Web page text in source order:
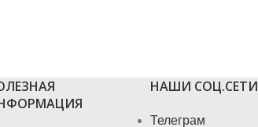
НАШИ СОЦ.СЕТИ
Телеграм